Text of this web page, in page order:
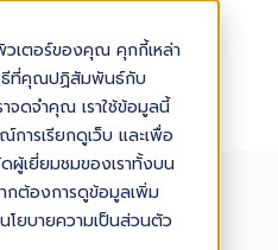
วเตอร์ของคุณ คุกกี้เหล่า
วิธีที่คุณปฏิสัมพันธ์กับ
าจดจำคุณ เราใช้ข้อมูลนี้
การเรียกดูเว็บ และเพื่อ
ดผู้เยี่ยมชมของเราทั้งบน
กต้องการดูข้อมูลเพิ่ม
โยบายความเป็นส่วนตัว
เมื่อผู้บริโภค
วามต้องการก่อน